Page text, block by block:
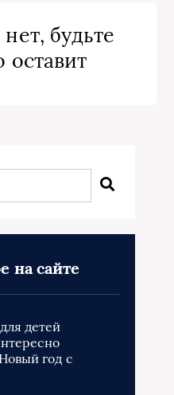
будьте
оставит
на сайте
детей
год с